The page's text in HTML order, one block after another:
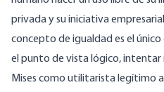
privada y su iniciativa
concepto de igualdad es el
el punto de vista lógico, intentar
Mises como utilitarista legítimo